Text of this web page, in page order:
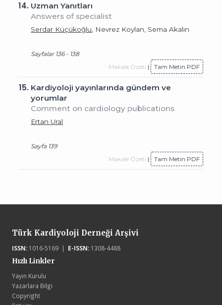
14. Uzman Yanıtları
Answers of specialist
Serdar Küçükoğlu , Nevrez Koylan, Sema Akalın
Sayfalar 136 - 138
Makale Özeti | Tam Metin PDF
15. Kardiyoloji yayınlarında gündem ve
yorumlar
Comment on cardiology publications
Ertan Ural
Sayfa 139
Makale Özeti | Tam Metin PDF
Türk Kardiyoloji Derneği Arşivi
ISSN:1016-5169 | E-ISSN:1308-4488
Hızlı Linkler
Yayın Kurulu
Yazarlara Bilgi
Copyright